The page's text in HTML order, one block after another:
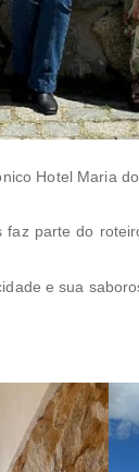
Hotel Maria
parte do
e sua